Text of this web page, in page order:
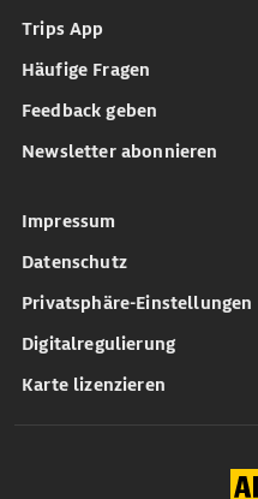
Trips App
Häufige Fragen
Feedback geben
Newsletter abonnieren
Impressum
Datenschutz
Privatsphäre-Einstellungen
Digitalregulierung
Karte lizenzieren